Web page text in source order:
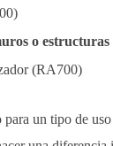
o estructuras
(RA700)
para un tipo de